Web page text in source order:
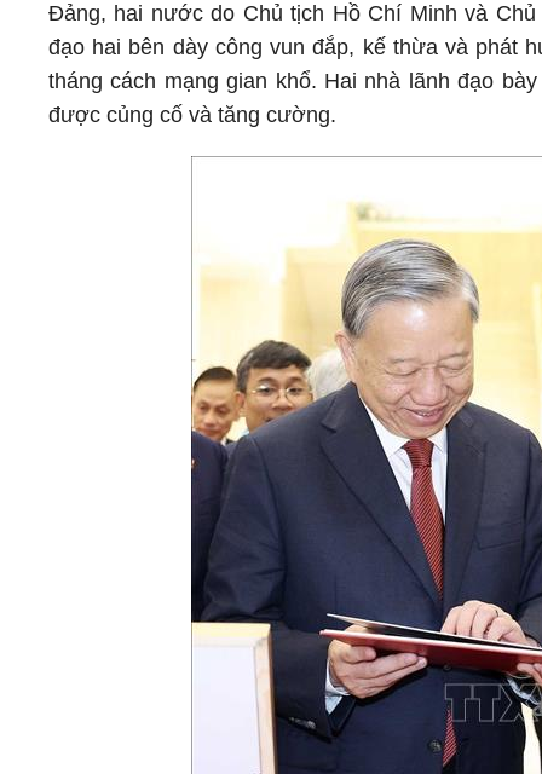
Đảng, hai nước do Chủ tịch Hồ Chí Minh và
đạo hai bên dày công vun đắp, kế thừa và phát
tháng cách mạng gian khổ. Hai nhà lãnh đạo
được củng cố và tăng cường.